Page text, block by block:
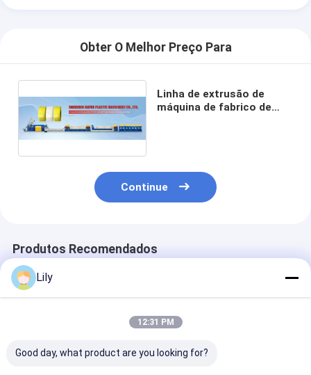
Obter O Melhor Preço Para
Linha de extrusão de
máquina de fabrico de
Continue
Produtos Recomendados
Lily
12:31 PM
Good day, what product are you looking for?